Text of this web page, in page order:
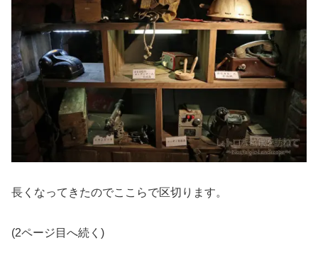
長くなってきたのでここらで区切ります。
(2ページ目へ続く)